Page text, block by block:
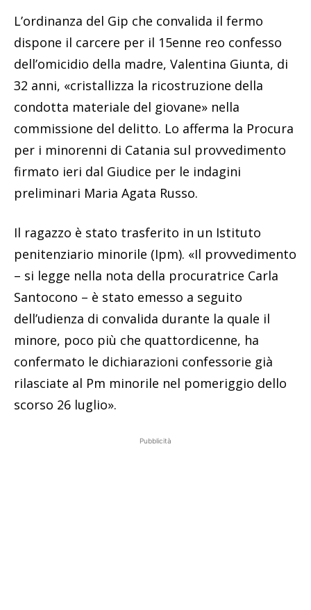
L’ordinanza del Gip che convalida il fermo
dispone il carcere per il 15enne reo confesso
dell’omicidio della madre, Valentina Giunta, di
32 anni, «cristallizza la ricostruzione della
condotta materiale del giovane» nella
commissione del delitto. Lo afferma la Procura
per i minorenni di Catania sul provvedimento
firmato ieri dal Giudice per le indagini
preliminari Maria Agata Russo.
Il ragazzo è stato trasferito in un Istituto
penitenziario minorile (Ipm). «Il provvedimento
– si legge nella nota della procuratrice Carla
Santocono – è stato emesso a seguito
dell’udienza di convalida durante la quale il
minore, poco più che quattordicenne, ha
confermato le dichiarazioni confessorie già
rilasciate al Pm minorile nel pomeriggio dello
scorso 26 luglio».
Pubblicità